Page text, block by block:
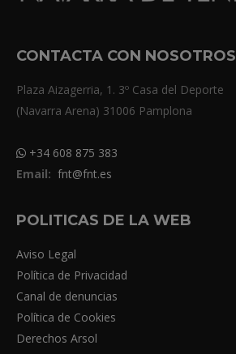
CONTACTA CON NOSOTROS
Plaza Aizagerria, 1. 3º Casa del Deporte
(Navarra Arena) 31006 Pamplona
+34 608 875 383
Email: fnt@fnt.es
POLITICAS DE LA WEB
Aviso Legal
Política de Privacidad
Canal de denuncias
Política de Cookies
Derechos Arsol